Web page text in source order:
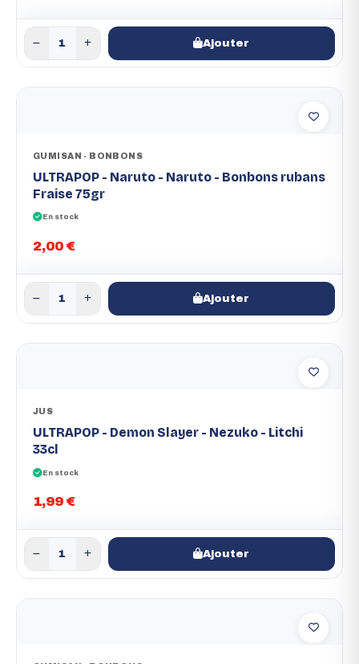
Ajouter
GUMISAN - BONBONS
ULTRAPOP - Naruto - Naruto - Bonbons rubans
Fraise 75gr
En stock
2,00 €
Ajouter
JUS
ULTRAPOP - Demon Slayer - Nezuko - Litchi
33cl
En stock
1,99 €
Ajouter